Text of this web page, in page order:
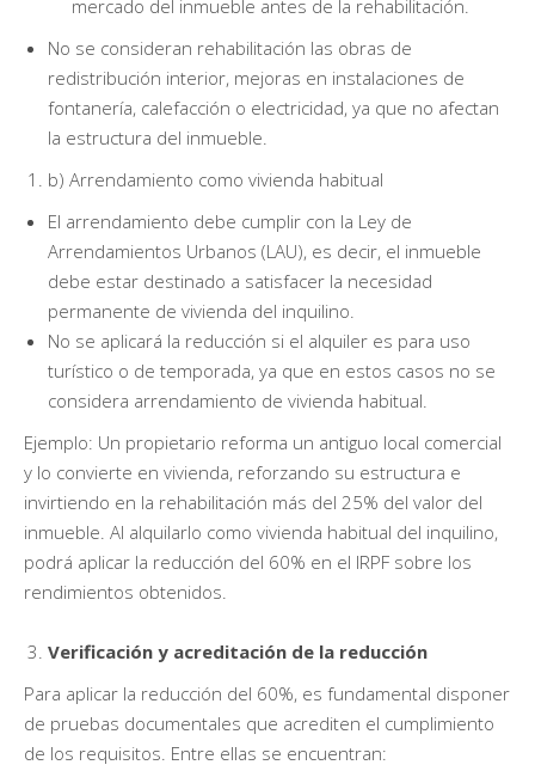
mercado del inmueble antes de la rehabilitación.
No se consideran rehabilitación las obras de
redistribución interior, mejoras en instalaciones de
fontanería, calefacción o electricidad, ya que no afectan
la estructura del inmueble.
b) Arrendamiento como vivienda habitual
El arrendamiento debe cumplir con la Ley de
Arrendamientos Urbanos (LAU), es decir, el inmueble
debe estar destinado a satisfacer la necesidad
permanente de vivienda del inquilino.
No se aplicará la reducción si el alquiler es para uso
turístico o de temporada, ya que en estos casos no se
considera arrendamiento de vivienda habitual.
Ejemplo: Un propietario reforma un antiguo local comercial
y lo convierte en vivienda, reforzando su estructura e
invirtiendo en la rehabilitación más del 25% del valor del
inmueble. Al alquilarlo como vivienda habitual del inquilino,
podrá aplicar la reducción del 60% en el IRPF sobre los
rendimientos obtenidos.
Verificación y acreditación de la reducción
Para aplicar la reducción del 60%, es fundamental disponer
de pruebas documentales que acrediten el cumplimiento
de los requisitos. Entre ellas se encuentran: